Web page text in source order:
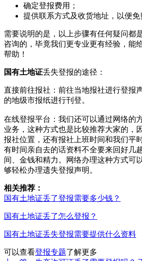
确定登报费用；
提供联系方式及收货地址，以便免
需要说明的是，以上步骤有任何疑问都
咨询的，毕竟我们更专业更有经验，能
帮助！
国有土地证丢失登报的途径：‌
直接前往报社‌：‌前往当地报社进行登报
的地级市报纸进行刊登。‌
在线登报平台‌：‌我们还可以通过网络的
业务，这种方式也是比较推荐大家的，
报社位置，还有报社上班时间和我们平
有时间亲自去的话资料不全要来回好几
间、金钱和精力。网络办理这种方式可
够轻松办理遗失登报声明。
相关推荐：
国有土地证丢了登报需要多少钱？
国有土地证丢了怎么登报？
国有土地证丢失登报需要提供什么资料
可以查看登报专题了解更多